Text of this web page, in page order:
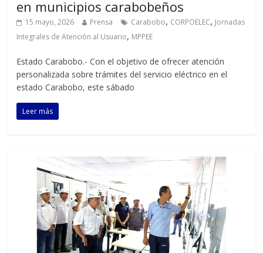
en municipios carabobeños
15 mayo, 2026 Prensa Carabobo, CORPOELEC, Jornadas
Integrales de Atención al Usuario, MPPEE
Estado Carabobo.- Con el objetivo de ofrecer atención
personalizada sobre trámites del servicio eléctrico en el
estado Carabobo, este sábado
Leer más